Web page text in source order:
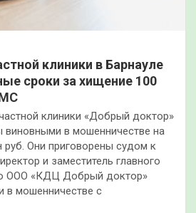
клиники в Барнауле
сроки за хищение 100
клиники «Добрый доктор»
виновными в мошенничестве на
руб. Они приговорены судом к
и заместитель главного
ООО «КДЦ Добрый доктор»
в мошенничестве с